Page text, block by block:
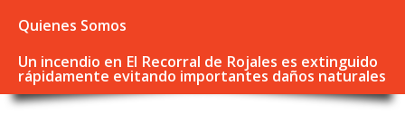
Quienes Somos
Un incendio en El Recorral de Rojales es extinguido
rápidamente evitando importantes daños naturales